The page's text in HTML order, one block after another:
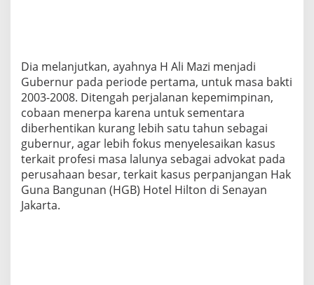
Dia melanjutkan, ayahnya H Ali Mazi menjadi
Gubernur pada periode pertama, untuk masa bakti
2003-2008. Ditengah perjalanan kepemimpinan,
cobaan menerpa karena untuk sementara
diberhentikan kurang lebih satu tahun sebagai
gubernur, agar lebih fokus menyelesaikan kasus
terkait profesi masa lalunya sebagai advokat pada
perusahaan besar, terkait kasus perpanjangan Hak
Guna Bangunan (HGB) Hotel Hilton di Senayan
Jakarta.